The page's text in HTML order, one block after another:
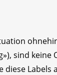
sind keine
diese Labels